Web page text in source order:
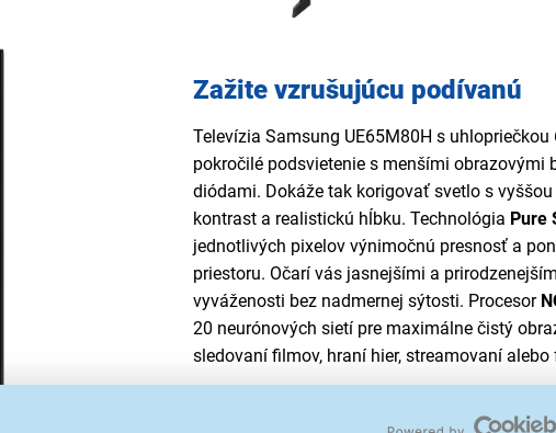
Zažite vzrušujúcu podívanú
Televízia Samsung UE65M80H s uhlopriečkou
pokročilé podsvietenie s menšími obrazovými
diódami. Dokáže tak korigovať svetlo s
kontrast a realistickú hĺbku. Technológia Pure
jednotlivých pixelov výnimočnú presnosť a
priestoru. Očarí vás jasnejšími a
vyváženosti bez nadmernej sýtos­ti. Procesor
20 neurónových sietí pre maximálne čistý
sledovaní filmov, hraní hier, streamovaní